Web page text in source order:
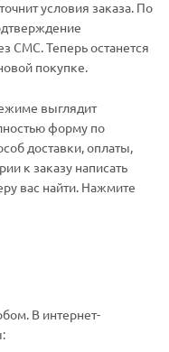
условия заказа. По
СМС. Теперь останется
покупке.
выглядит
форму по
доставки, оплаты,
к заказу написать
вас найти. Нажмите
В интернет-